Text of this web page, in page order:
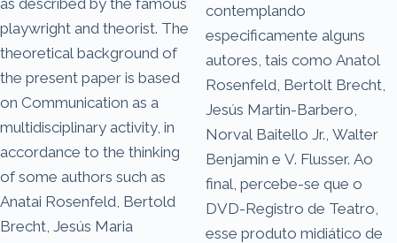
playwright and theorist. The
theoretical background of
the present paper is based
on Communication as a
multidisciplinary activity, in
accordance to the thinking
of some authors such as
Anatai Rosenfeld, Bertold
Brecht, Jesús Maria
contemplando
especificamente alguns
autores, tais como Anatol
Rosenfeld, Bertolt Brecht,
Jesús Martin-Barbero,
Norval Baitello Jr., Walter
Benjamin e V. Flusser. Ao
final, percebe-se que o
DVD-Registro de Teatro,
esse produto midiático de